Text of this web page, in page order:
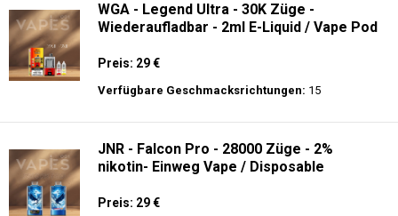
WGA - Legend Ultra - 30K Züge -
Wiederaufladbar - 2ml E-Liquid / Vape Pod
Preis: 29 €
Verfügbare Geschmacksrichtungen: 15
JNR - Falcon Pro - 28000 Züge - 2%
nikotin- Einweg Vape / Disposable
Preis: 29 €